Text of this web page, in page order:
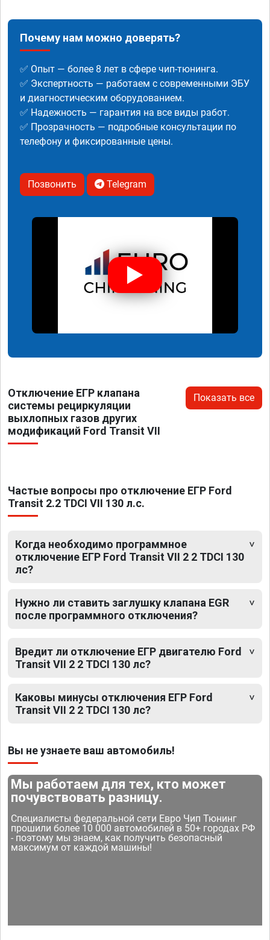
Почему нам можно доверять?
✅ Опыт — более 8 лет в сфере чип-тюнинга.
✅ Экспертность — работаем с современными ЭБУ
и диагностическим оборудованием.
✅ Надежность — гарантия на все виды работ.
✅ Прозрачность — подробные консультации по
телефону и фиксированные цены.
Позвонить Telegram
Отключение ЕГР клапана
системы рециркуляции
выхлопных газов других
модификаций Ford Transit VII
Показать все
Частые вопросы про отключение ЕГР Ford
Transit 2.2 TDCI VII 130 л.с.
Когда необходимо программное
отключение ЕГР Ford Transit VII 2 2 TDCI 130
лс?
Нужно ли ставить заглушку клапана EGR
после программного отключения?
Вредит ли отключение ЕГР двигателю Ford
Transit VII 2 2 TDCI 130 лс?
Каковы минусы отключения ЕГР Ford
Transit VII 2 2 TDCI 130 лс?
Вы не узнаете ваш автомобиль!
Мы работаем для тех, кто может
почувствовать разницу.
Специалисты федеральной сети Евро Чип Тюнинг
прошили более 10 000 автомобилей в 50+ городах РФ
- поэтому мы знаем, как получить безопасный
максимум от каждой машины!